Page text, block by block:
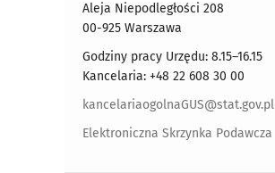
Aleja Niepodległości 208
00-925 Warszawa
Godziny pracy Urzędu: 8.15–16.15
Kancelaria: +48 22 608 30 00
kancelariaogolnaGUS@stat.gov.pl
Elektroniczna Skrzynka Podawcza